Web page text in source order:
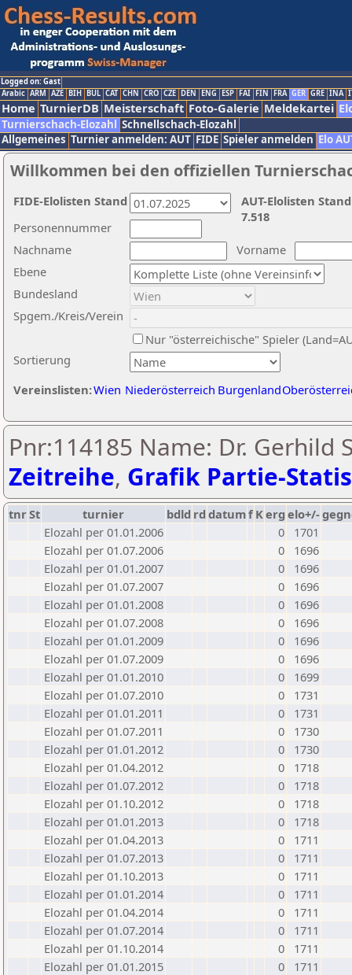
Logged on: Gast
Arabic ARM AZE BIH BUL CAT CHN CRO CZE DEN ENG ESP FAI FIN FRA GER GRE INA
Home TurnierDB Meisterschaft Foto-Galerie Meldekartei
Turnierschach-Elozahl Schnellschach-Elozahl
Allgemeines Turnier anmelden: AUT FIDE Spieler anmelden Elo
Willkommen bei den offiziellen
Nachname
Vorname
Ebene
Sortierung
Personennummer
Bundesland
Spgem./Kreis/Verein
Nur "österreichische" Spieler
Vereinslisten:Wien Niederösterreich Burgenland
AUT-Elolisten
7.518
FIDE-Elolisten Stand
Pnr:114185 Name: Dr. Gerhild
Zeitreihe, Grafik Partie-
tnrSt turnier bdld rd datumf Kerg elo+/-
Elozahl per 01.01.2006
0
1701
Elozahl per 01.07.2006
0
1696
Elozahl per 01.01.2007
0
1696
Elozahl per 01.07.2007
0
1696
Elozahl per 01.01.2008
0
1696
Elozahl per 01.07.2008
0
1696
Elozahl per 01.01.2009
0
1696
Elozahl per 01.07.2009
0
1696
Elozahl per 01.01.2010
0
1699
Elozahl per 01.07.2010
0
1731
Elozahl per 01.01.2011
0
1731
Elozahl per 01.07.2011
0
1730
Elozahl per 01.01.2012
0
1730
Elozahl per 01.04.2012
0
1718
Elozahl per 01.07.2012
0
1718
Elozahl per 01.10.2012
0
1718
Elozahl per 01.01.2013
0
1718
Elozahl per 01.04.2013
0
1711
Elozahl per 01.07.2013
0
1711
Elozahl per 01.10.2013
0
1711
Elozahl per 01.01.2014
0
1711
Elozahl per 01.04.2014
0
1711
Elozahl per 01.07.2014
0
1711
Elozahl per 01.10.2014
0
1711
Elozahl per 01.01.2015
0
1711